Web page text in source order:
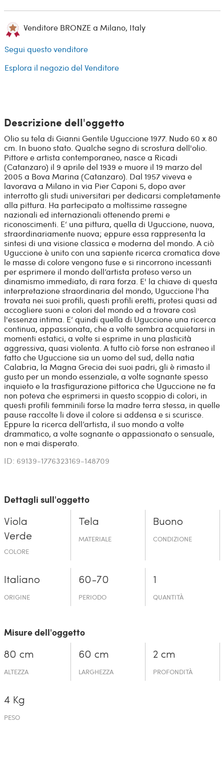
Venditore BRONZE a Milano, Italy
Segui questo venditore
Esplora il negozio del Venditore
Descrizione dell'oggetto
Olio su tela di Gianni Gentile Uguccione 1977. Nudo 60 x 80
cm. In buono stato. Qualche segno di scrostura dell'olio.
Pittore e artista contemporaneo, nasce a Ricadi
(Catanzaro) il 9 aprile del 1939 e muore il 19 marzo del
2005 a Bova Marina (Catanzaro). Dal 1957 viveva e
lavorava a Milano in via Pier Caponi 5, dopo aver
interrotto gli studi universitari per dedicarsi completamente
alla pittura. Ha partecipato a moltissime rassegne
nazionali ed internazionali ottenendo premi e
riconoscimenti. E‘ una pittura, quella di Uguccione, nuova,
straordinariamente nuova; eppure essa rappresenta la
sintesi di una visione classica e moderna del mondo. A ciò
Uguccione è unito con una sapiente ricerca cromatica dove
le masse di colore vengono fuse e si rincorrono incessanti
per esprimere il mondo dell’artista proteso verso un
dinamismo immediato, di rara forza. E' la chiave di questa
interpretazione straordinaria del mondo, Uguccione l'ha
trovata nei suoi profili, questi profili eretti, protesi quasi ad
accogliere suoni e colori del mondo ed a trovare così
l'essenza intima. E‘ quindi quella di Uguccione una ricerca
continua, appassionata, che a volte sembra acquietarsi in
momenti estatici, a volte si esprime in una plasticità
aggressiva, quasi violenta. A tutto ciò forse non estraneo il
fatto che Uguccione sia un uomo del sud, della natia
Calabria, la Magna Grecia dei suoi padri, gli è rimasto il
gusto per un mondo essenziale, a volte sognante spesso
inquieto e la trasfigurazione pittorica che Uguccione ne fa
non poteva che esprimersi in questo scoppio di colori, in
questi profili femminili forse la madre terra stessa, in quelle
pause raccolte li dove il colore si addensa e si scurisce.
Eppure la ricerca dell’artista, il suo mondo a volte
drammatico, a volte sognante o appassionato o sensuale,
non e mai disperato.
ID: 69139-1776323169-148709
Dettagli sull'oggetto
Viola
Verde
COLORE
Tela
MATERIALE
Buono
CONDIZIONE
Italiano
ORIGINE
60-70
PERIODO
1
QUANTITÀ
Misure dell'oggetto
80 cm
ALTEZZA
60 cm
LARGHEZZA
2 cm
PROFONDITÀ
4 Kg
PESO